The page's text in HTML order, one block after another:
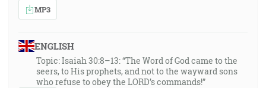
MP3
ENGLISH
Topic: Isaiah 30:8–13: “The Word of God came to the
seers, to His prophets, and not to the wayward sons
who refuse to obey the LORD’s commands!”